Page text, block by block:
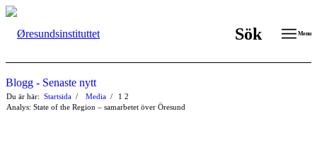
Sök Menu
Blogg - Senaste nytt
Du är här: Startsida 1
/ Media 2
/
Analys: State of the Region – samarbetet över Öresund